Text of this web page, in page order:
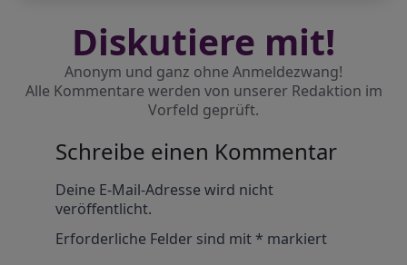
Diskutiere mit!
Anonym und ganz ohne Anmeldezwang!
Alle Kommentare werden von unserer Redaktion im
Vorfeld geprüft.
Schreibe einen Kommentar
Deine E-Mail-Adresse wird nicht
veröffentlicht.
Erforderliche Felder sind mit* markiert